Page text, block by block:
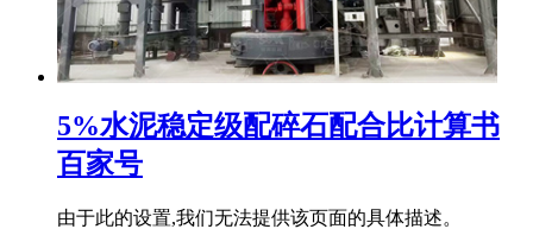
5%水泥稳定级配碎石配合比计算书
百家号
由于此的设置,我们无法提供该页面的具体描述。